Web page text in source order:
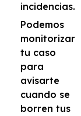
incidencias.
Podemos
monitorizar
tu caso
para
avisarte
cuando se
borren tus